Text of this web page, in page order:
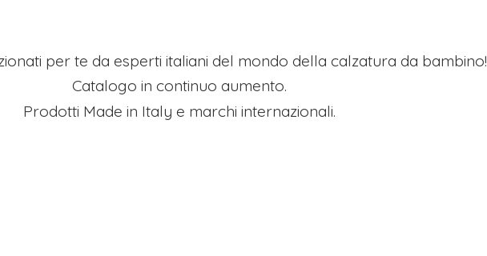
per te da esperti italiani del mondo della calzatura da bambino!
Catalogo in continuo aumento.
Prodotti Made in Italy e marchi internazionali.